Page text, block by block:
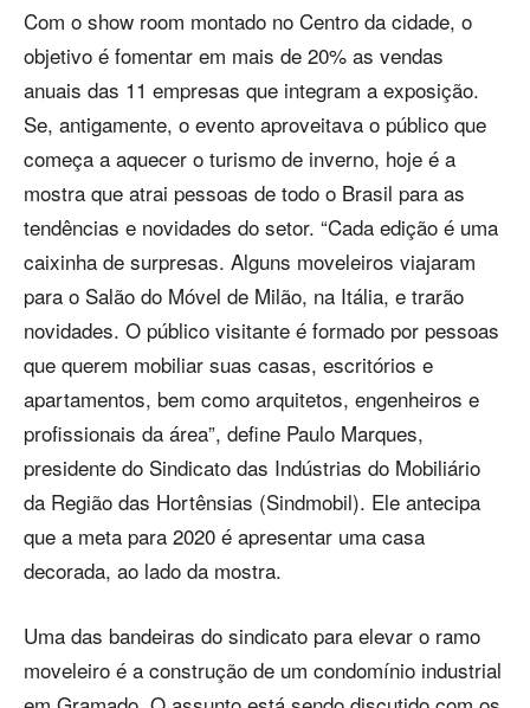
Com o show room montado no Centro da cidade, o
objetivo é fomentar em mais de 20% as vendas
anuais das 11 empresas que integram a exposição.
Se, antigamente, o evento aproveitava o público que
começa a aquecer o turismo de inverno, hoje é a
mostra que atrai pessoas de todo o Brasil para as
tendências e novidades do setor. “Cada edição é uma
caixinha de surpresas. Alguns moveleiros viajaram
para o Salão do Móvel de Milão, na Itália, e trarão
novidades. O público visitante é formado por pessoas
que querem mobiliar suas casas, escritórios e
apartamentos, bem como arquitetos, engenheiros e
profissionais da área”, define Paulo Marques,
presidente do Sindicato das Indústrias do Mobiliário
da Região das Hortênsias (Sindmobil). Ele antecipa
que a meta para 2020 é apresentar uma casa
decorada, ao lado da mostra.
Uma das bandeiras do sindicato para elevar o ramo
moveleiro é a construção de um condomínio industrial